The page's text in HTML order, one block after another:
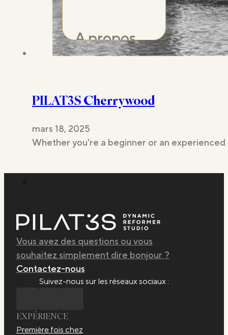
A propos
Studios
PILAT3S Cherrywood
mars 18, 2025
Whether you're a beginner or an
Vous avez des questions ou vous
souhaitez simplement dire bonjour ?
Contactez-nous
Suivez-nous sur les réseaux sociaux :
EXPÉRIENCE
Première fois chez